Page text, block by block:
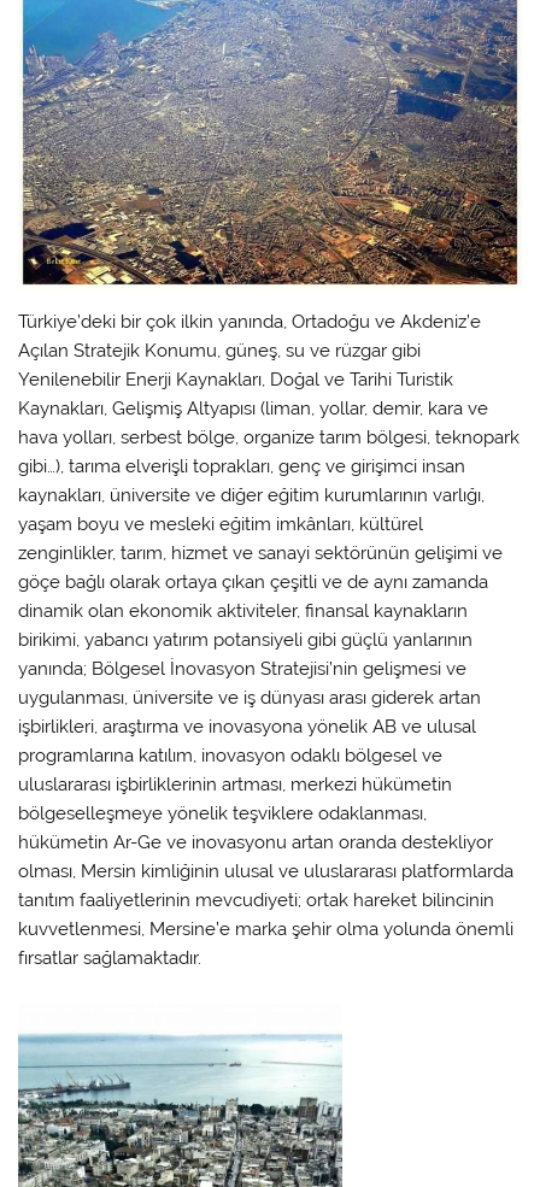
Türkiye’deki bir çok ilkin yanında, Ortadoğu ve Akdeniz’e
Açılan Stratejik Konumu, güneş, su ve rüzgar gibi
Yenilenebilir Enerji Kaynakları, Doğal ve Tarihi Turistik
Kaynakları, Gelişmiş Altyapısı (liman, yollar, demir, kara ve
hava yolları, serbest bölge, organize tarım bölgesi, teknopark
gibi…), tarıma elverişli toprakları, genç ve girişimci insan
kaynakları, üniversite ve diğer eğitim kurumlarının varlığı,
yaşam boyu ve mesleki eğitim imkânları, kültürel
zenginlikler, tarım, hizmet ve sanayi sektörünün gelişimi ve
göçe bağlı olarak ortaya çıkan çeşitli ve de aynı zamanda
dinamik olan ekonomik aktiviteler, finansal kaynakların
birikimi, yabancı yatırım potansiyeli gibi güçlü yanlarının
yanında; Bölgesel İnovasyon Stratejisi’nin gelişmesi ve
uygulanması, üniversite ve iş dünyası arası giderek artan
işbirlikleri, araştırma ve inovasyona yönelik AB ve ulusal
programlarına katılım, inovasyon odaklı bölgesel ve
uluslararası işbirliklerinin artması, merkezi hükümetin
bölgeselleşmeye yönelik teşviklere odaklanması,
hükümetin Ar-Ge ve inovasyonu artan oranda destekliyor
olması, Mersin kimliğinin ulusal ve uluslararası platformlarda
tanıtım faaliyetlerinin mevcudiyeti; ortak hareket bilincinin
kuvvetlenmesi, Mersine’e marka şehir olma yolunda önemli
fırsatlar sağlamaktadır.